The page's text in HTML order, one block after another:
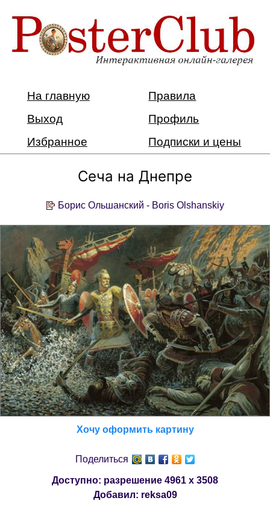
На главную
Правила
Выход
Профиль
Избранное
Подписки и цены
Сеча на Днепре
Борис Ольшанский - Boris Olshanskiy
Хочу оформить картину
Поделиться
Доступно: разрешение 4961 x 3508
Добавил: reksa09